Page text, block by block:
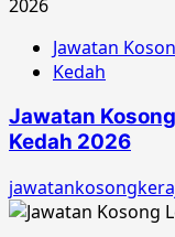
Jawatan
Kedah
Jawatan
Kedah 2026